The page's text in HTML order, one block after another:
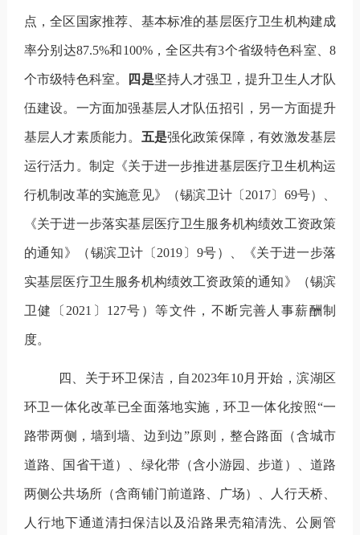
点，全区国家推荐、基本标准的基层医疗卫生机构建成
率分别达87.5%和100%，全区共有3个省级特色科室、8
个市级特色科室。 四是坚持人才强卫，提升卫生人才队
伍建设。一方面加强基层人才队伍招引，另一方面提升
基层人才素质能力。 五是强化政策保障，有效激发基层
运行活力。制定《关于进一步推进基层医疗卫生机构运
行机制改革的实施意见》（锡滨卫计〔 2017〕 69号）、
《关于进一步落实基层医疗卫生服务机构绩效工资政策
的通知》（锡滨卫计〔 2019 〕 9号）、《关于进一步落
实基层医疗卫生服务机构绩效工资政策的通知》（锡滨
卫健〔 2021 〕 127号）等文件，不断完善人事薪酬制
度。
四、关于环卫保洁，自 2023年10月开始，滨湖区
环卫一体化改革已全面落地实施，环卫一体化按照“一
路带两侧，墙到墙、边到边”原则，整合路面（含城市
道路、国省干道）、绿化带（含小游园、步道）、道路
两侧公共场所（含商铺门前道路、广场）、人行天桥、
人行地下通道清扫保洁以及沿路果壳箱清洗、公厕管